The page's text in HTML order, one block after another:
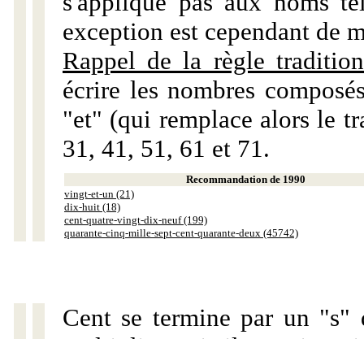
exception est cependant de
Rappel de la règle
écrire les nombres
"et" (qui remplace alors le
31, 41, 51, 61 et 71.
Recommandation de 1990
vingt-et-un (21)
dix-huit (18)
cent-quatre-vingt-dix-neuf (199)
quarante-cinq-mille-sept-cent-quarante-deux (45742)
Cent se termine par un "s"